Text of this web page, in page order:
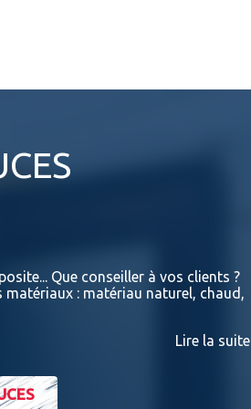
Que conseiller à vos clients ?
: matériau naturel, chaud,
Lire la suite